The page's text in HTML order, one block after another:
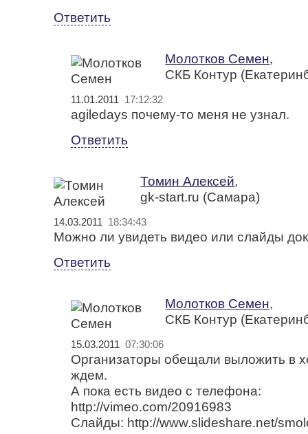
Ответить
Молотков Семен,
СКБ Контур
11.01.2011 17:12:32
agiledays почему-то меня не узнал.
Ответить
Томин Алексей,
gk-start.ru (Самара)
14.03.2011 18:34:43
Можно ли увидеть видео или слайды
Ответить
Молотков Семен,
СКБ Контур
15.03.201107:30:06
Организаторы обещали выложить в
ждем.
А пока есть видео с телефона:
http://vimeo.com/20916983
Слайды: http://www.slideshare.net/